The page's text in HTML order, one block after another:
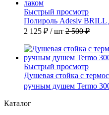
Быстрый просмотр
Полироль Adesiv BRILL
2 125 ₽ / шт 2 500 ₽
Быстрый просмотр
Душевая стойка с
ручным душем Termo
Каталог